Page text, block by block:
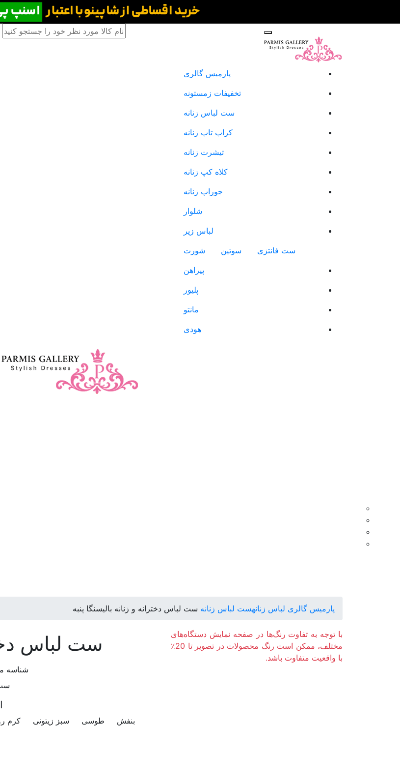
پارمیس گالری
تخفیفات زمستونه
ست لباس زنانه
کراپ تاپ زنانه
تیشرت زنانه
کلاه کپ زنانه
جوراب زنانه
شلوار
لباس زیر
ست فانتزی
سوتین
شورت
پیراهن
پلیور
مانتو
هودی
پارمیس گالری لباس زنانهست لباس زنانه ست لباس دخترانه و زنانه بالیسنگا پنبه
با توجه به تفاوت رنگ‌ها در صفحه نمایش دستگاه‌های
مختلف، ممکن است رنگ محصولات در تصویر تا 20٪
با واقعیت متفاوت باشد.
ست لباس
شناسه
بنفش طوسی سبز زیتونی کرم